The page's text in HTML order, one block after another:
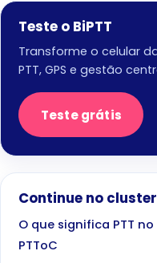
Teste o BiPTT
Transforme o celular
PTT, GPS e gestão
Teste grátis
Continue no
O que significa PTT
PTToC